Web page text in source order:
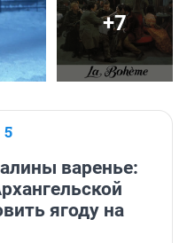
+7
варенье:
ягоду на